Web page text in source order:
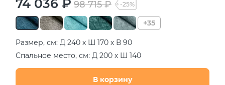
74 036 ₽ 98 715 ₽ -25%
+35
Размер, см: Д 240 х Ш 170 х В 90
Спальное место, см: Д 200 х Ш 140
В корзину